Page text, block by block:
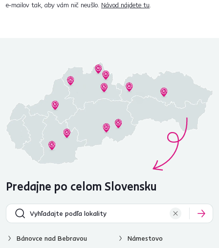
e‑mailov tak, aby vám nič neušlo. Návod nájdete tu.
Predajne po celom Slovensku
Bánovce nad Bebravou
Námestovo